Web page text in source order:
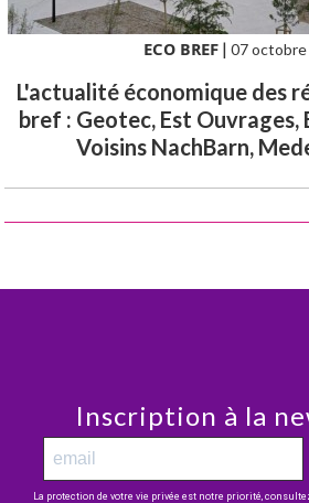
ECO BREF |07 octobre
L'actualité économique des
bref : Geotec, Est Ouvrages,
Voisins NachBarn,
Inscription à la
La protection de votre vie privée est notre priorité,